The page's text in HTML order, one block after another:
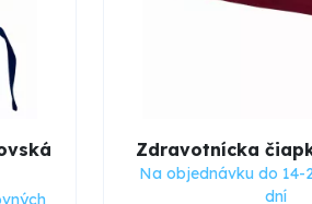
Zdravotnícka
Na objednávku do 14-
dní